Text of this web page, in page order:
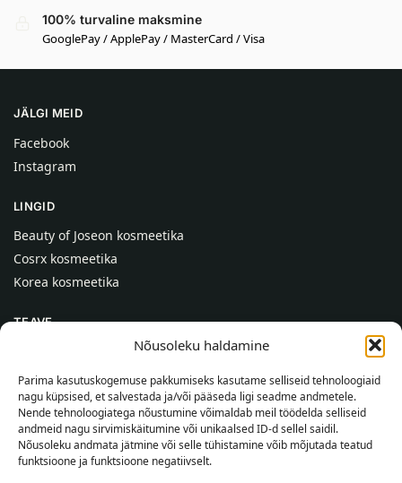
Nõusoleku haldamine
Parima kasutuskogemuse pakkumiseks kasutame selliseid tehnoloogiaid
nagu küpsised, et salvestada ja/või pääseda ligi seadme andmetele.
Nende tehnoloogiatega nõustumine võimaldab meil töödelda selliseid
andmeid nagu sirvimiskäitumine või unikaalsed ID-d sellel saidil.
Nõusoleku andmata jätmine või selle tühistamine võib mõjutada teatud
funktsioone ja funktsioone negatiivselt.
100% turvaline maksmine
GooglePay / ApplePay / MasterCard / Visa
JÄLGI MEID
Facebook
Instagram
LINGID
Beauty of Joseon kosmeetika
Cosrx kosmeetika
Korea kosmeetika
TEAVE
Kontaktid
Abi
TEAVE OSTJALE
Tarnetingimused